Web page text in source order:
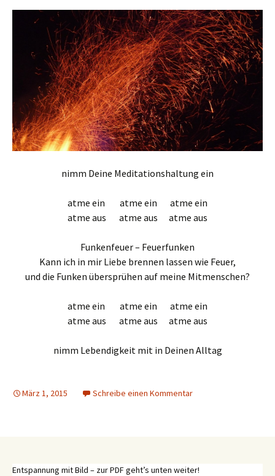
nimm Deine Meditationshaltung ein
atme ein atme ein atme ein
atme aus atme aus atme aus
Funkenfeuer – Feuerfunken
Kann ich in mir Liebe brennen lassen wie Feuer,
und die Funken übersprühen auf meine Mitmenschen?
atme ein atme ein atme ein
atme aus atme aus atme aus
nimm Lebendigkeit mit in Deinen Alltag
März 1, 2015 Schreibe einen Kommentar
Entspannung mit Bild – zur PDF geht’s unten weiter!